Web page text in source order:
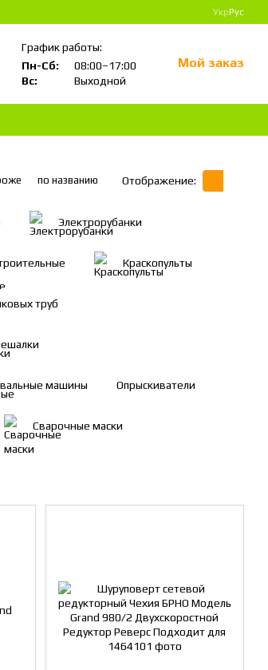
УкрРус
График работы:
Пн-Сб:
08:00–17:00
Вс:
Выходной
Мой заказ
по названию Отображение:
Электрорубанки
Краскопульты
труб
машины Опрыскиватели
Сварочные маски